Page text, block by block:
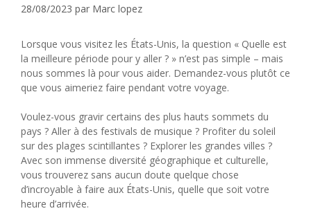
28/08/2023 par Marc lopez
Lorsque vous visitez les États-Unis, la question « Quelle est
la meilleure période pour y aller ? » n’est pas simple – mais
nous sommes là pour vous aider. Demandez-vous plutôt ce
que vous aimeriez faire pendant votre voyage.
Voulez-vous gravir certains des plus hauts sommets du
pays ? Aller à des festivals de musique ? Profiter du soleil
sur des plages scintillantes ? Explorer les grandes villes ?
Avec son immense diversité géographique et culturelle,
vous trouverez sans aucun doute quelque chose
d’incroyable à faire aux États-Unis, quelle que soit votre
heure d’arrivée.